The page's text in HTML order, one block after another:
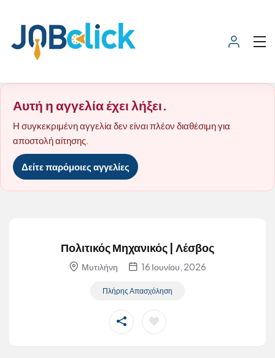
Αυτή η αγγελία έχει λήξει.
Η συγκεκριμένη αγγελία δεν είναι πλέον διαθέσιμη για
αποστολή αίτησης.
Δείτε παρόμοιες αγγελίες
Πολιτικός Μηχανικός | Λέσβος
Μυτιλήνη 16 Ιουνίου, 2026
Πλήρης Απασχόληση